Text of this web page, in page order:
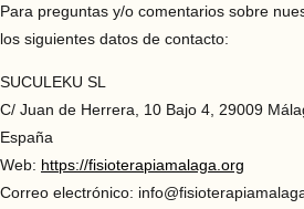
Para preguntas y/o comentarios sobre
los siguientes datos de contacto:
SUCULEKU SL
C/ Juan de Herrera, 10 Bajo 4, 29009
España
Web: https://fisioterapiamalaga.org
Correo electrónico: info@